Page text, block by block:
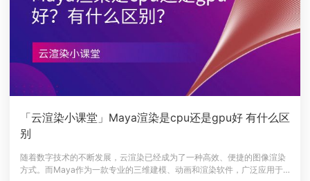
「云渲染小课堂」Maya渲染是cpu还是gpu好 有什么区
别
随着数字技术的不断发展，云渲染已经成为了一种高效、便捷的图像渲染
方式。而Maya作为一款专业的三维建模、动画和渲染软件，广泛应用于